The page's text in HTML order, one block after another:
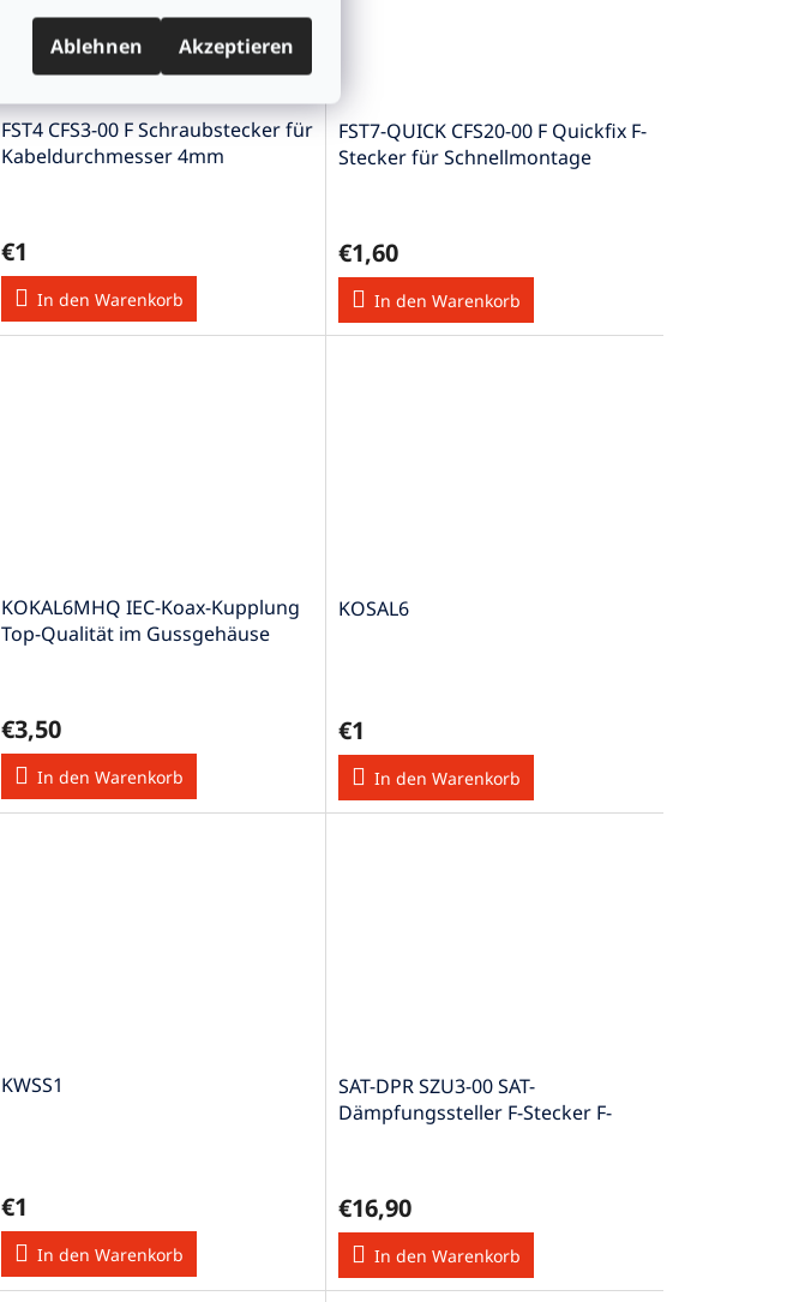
Ablehnen Akzeptieren
FST4 CFS3-00 F Schraubstecker für
Kabeldurchmesser 4mm
€1
In den Warenkorb
FST7-QUICK CFS20-00 F Quickfix F-
Stecker für Schnellmontage
€1,60
In den Warenkorb
KOKAL6MHQ IEC-Koax-Kupplung
Top-Qualität im Gussgehäuse
€3,50
In den Warenkorb
KOSAL6
€1
In den Warenkorb
KWSS1
€1
In den Warenkorb
SAT-DPR SZU3-00 SAT-
Dämpfungssteller F-Stecker F-
€16,90
In den Warenkorb